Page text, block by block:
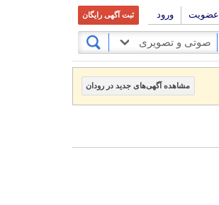
عضویت ورود ثبت آگهی رایگان
صوتی و تصویری
مشاهده آگهی‌های جدید در رودان